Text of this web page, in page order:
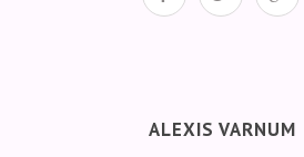
ALEXIS VARNUM